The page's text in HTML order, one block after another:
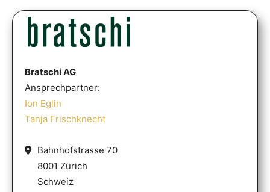
Bratschi AG
Ansprechpartner:
Ion Eglin
Tanja Frischknecht
Bahnhofstrasse 70
8001 Zürich
Schweiz